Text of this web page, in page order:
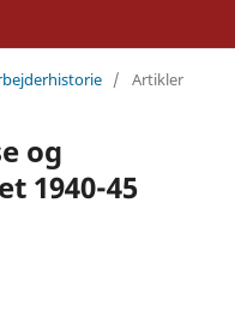
/ Artikler
og
1940-45